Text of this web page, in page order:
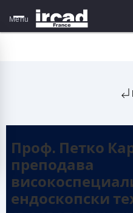
Menu
Проф. Петко
преподава
ендоскопски